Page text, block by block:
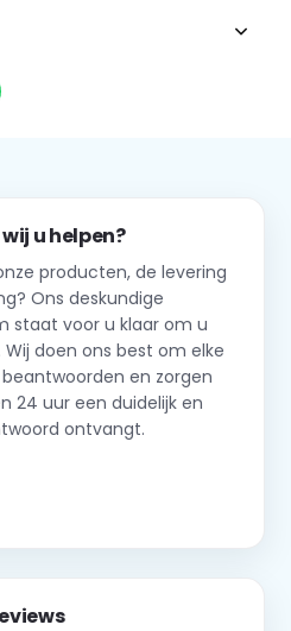
u helpen?
producten, de levering
Ons deskundige
staat voor u klaar om u
doen ons best om elke
en zorgen
24 uur een duidelijk en
ontvangt.